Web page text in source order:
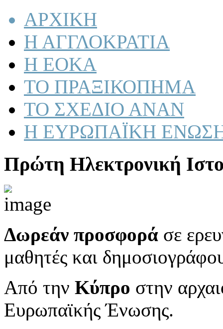
ΑΡΧΙΚΗ
Η ΑΓΓΛΟΚΡΑΤΙΑ
Η ΕΟΚΑ
ΤΟ ΠΡΑΞΙΚΟΠΗΜΑ
ΤΟ ΣΧΕΔΙΟ ΑΝΑΝ
Η ΕΥΡΩΠΑΪΚΗ
Πρώτη Ηλεκτρονική
Δωρεάν προσφορά σε
μαθητές και
Από την Κύπρο στην
Ευρωπαϊκής Ένωσης.